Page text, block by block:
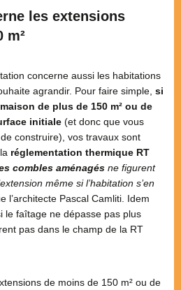
les extensions
m²
concerne aussi les habitations
agrandir. Pour faire simple, si
de plus de 150 m² ou de
initiale (et donc que vous
construire), vos travaux sont
réglementation thermique RT
combles aménagés ne figurent
même si l’habitation s’en
l’architecte Pascal Camliti. Idem
le faîtage ne dépasse pas plus
pas dans le champ de la RT
de moins de 150 m² ou de